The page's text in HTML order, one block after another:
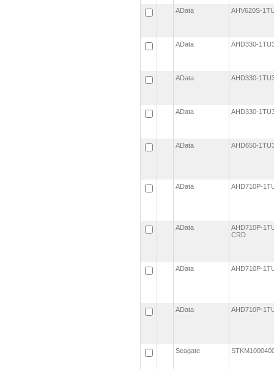
AData AHV620S-
AData AHD330-
AData AHD330-
AData AHD330-
AData AHD650-
AData AHD710P-
AData
AHD710P-
CRD
AData AHD710P-
AData AHD710P-
Seagate